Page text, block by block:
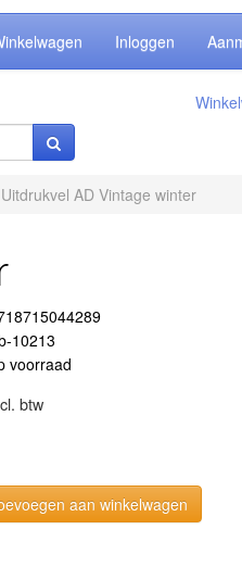
Inloggen
AD Vintage winter
10213
voorraad
btw
aan winkelwagen